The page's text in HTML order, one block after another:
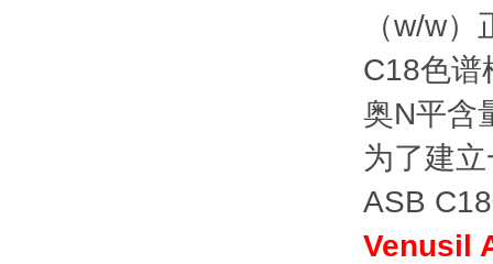
（w/w
C18色谱
奥N平含
为了建
ASB
Venusil